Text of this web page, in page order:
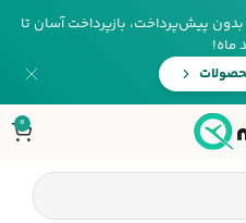
پیش‌پرداخت، بازپرداخت آسان تا
ماه!
0